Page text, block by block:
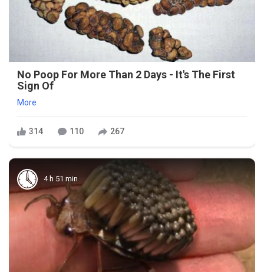
No Poop For More Than 2 Days - It's The First
Sign Of
More
314 110 267
4 h 51 min